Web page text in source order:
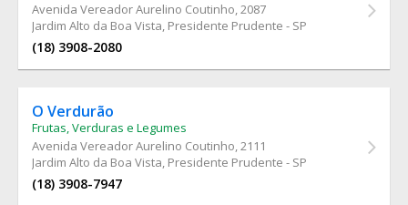
Avenida Vereador Aurelino Coutinho, 2087
Jardim Alto da Boa Vista, Presidente Prudente - SP
(18) 3908-2080
O Verdurão
Frutas, Verduras e Legumes
Avenida Vereador Aurelino Coutinho, 2111
Jardim Alto da Boa Vista, Presidente Prudente - SP
(18) 3908-7947